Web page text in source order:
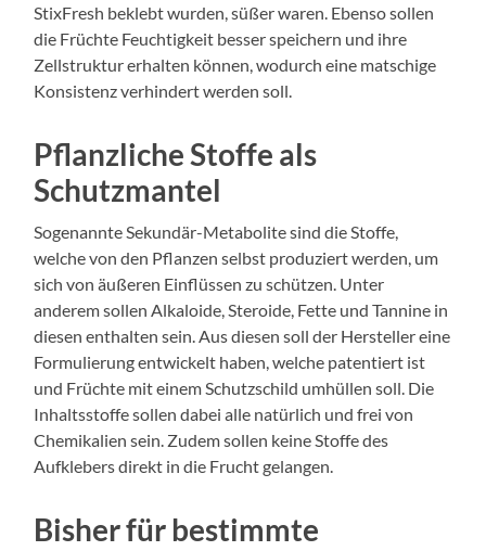
StixFresh beklebt wurden, süßer waren. Ebenso sollen
die Früchte Feuchtigkeit besser speichern und ihre
Zellstruktur erhalten können, wodurch eine matschige
Konsistenz verhindert werden soll.
Pflanzliche Stoffe als
Schutzmantel
Sogenannte Sekundär-Metabolite sind die Stoffe,
welche von den Pflanzen selbst produziert werden, um
sich von äußeren Einflüssen zu schützen. Unter
anderem sollen Alkaloide, Steroide, Fette und Tannine in
diesen enthalten sein. Aus diesen soll der Hersteller eine
Formulierung entwickelt haben, welche patentiert ist
und Früchte mit einem Schutzschild umhüllen soll. Die
Inhaltsstoffe sollen dabei alle natürlich und frei von
Chemikalien sein. Zudem sollen keine Stoffe des
Aufklebers direkt in die Frucht gelangen.
Bisher für bestimmte